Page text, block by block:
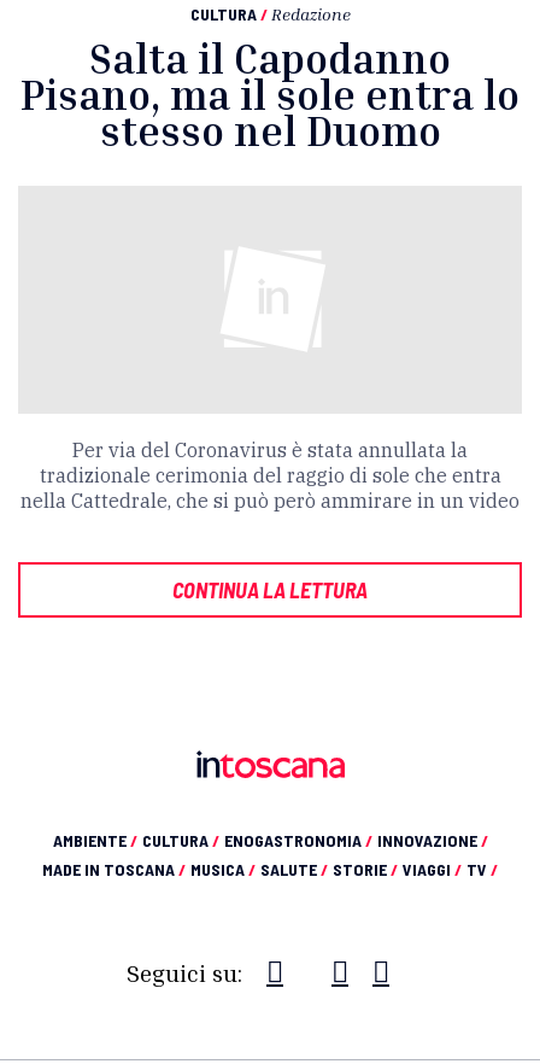
CULTURA / Redazione
Salta il Capodanno
Pisano, ma il sole entra lo
stesso nel Duomo
Per via del Coronavirus è stata annullata la
tradizionale cerimonia del raggio di sole che entra
nella Cattedrale, che si può però ammirare in un video
CONTINUA LA LETTURA
AMBIENTE/ CULTURA/ ENOGASTRONOMIA/ INNOVAZIONE/
MADE IN TOSCANA/ MUSICA/ SALUTE/ STORIE/ VIAGGI / TV /
Seguici su: